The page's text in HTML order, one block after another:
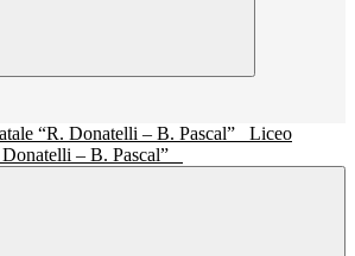
Liceo
– B. Pascal”